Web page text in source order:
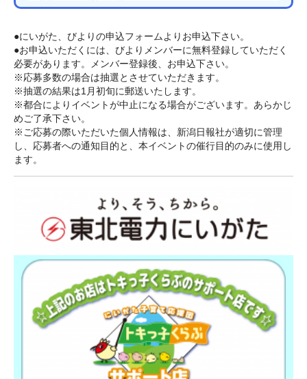
●にいがた、びよりの申込フォームよりお申込下さい。
●お申込いただくには、びよりメンバーに無料登録していただく
必要があります。メンバー登録後、お申込下さい。
※応募多数の場合は抽選とさせていただきます。
※抽選の結果は1月初旬に郵送いたします。
※都合によりイベントが中止になる場合がございます。あらかじ
めご了承下さい。
※ご応募の際いただいた個人情報は、新潟日報社が適切に管理
し、応募者への通知目的と、本イベントの催行目的のみに使用し
ます。